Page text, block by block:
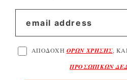
ΑΠΟΔΟΧΗ ΟΡΩΝ ΧΡΗΣΗΣ,
ΠΡΟΣΩΠΙΚΩΝ